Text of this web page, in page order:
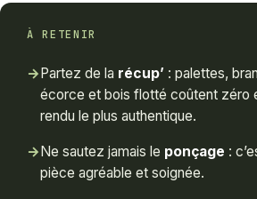
À RETENIR
→ Partez de la récup’ : palettes,
écorce et bois flotté coûtent zéro
rendu le plus authentique.
→ Ne sautez jamais le ponçage :
pièce agréable et soignée.